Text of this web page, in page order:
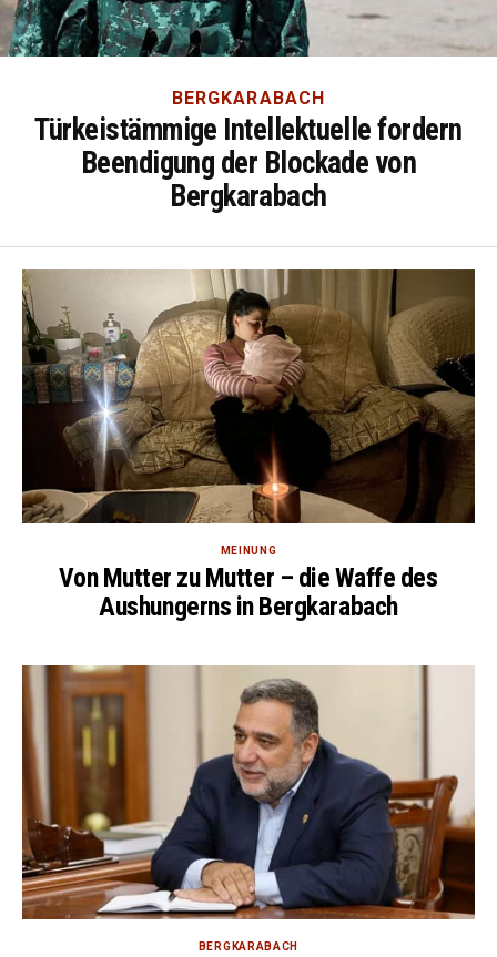
BERGKARABACH
Türkeistämmige Intellektuelle fordern
Beendigung der Blockade von
Bergkarabach
MEINUNG
Von Mutter zu Mutter – die Waffe des
Aushungerns in Bergkarabach
BERGKARABACH